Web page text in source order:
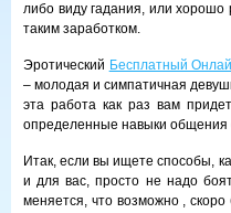
либо виду гадания, или хорошо
таким заработком.
Эротический Бесплатный
– молодая и симпатичная
эта работа как раз вам
определенные навыки общения
Итак, если вы ищете способы,
и для вас, просто не надо
меняется, что возможно ,